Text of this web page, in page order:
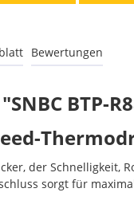
Bewertungen
BTP-
der
sorgt für